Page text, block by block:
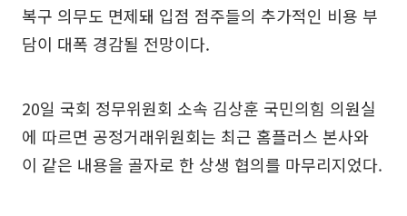
복구 의무도 면제돼 입점 점주들의 추가적인 비용 부
담이 대폭 경감될 전망이다.
20일 국회 정무위원회 소속 김상훈 국민의힘 의원실
에 따르면 공정거래위원회는 최근 홈플러스 본사와
이 같은 내용을 골자로 한 상생 협의를 마무리지었다.